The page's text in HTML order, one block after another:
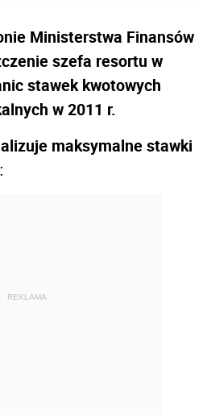
Ministerstwa Finansów
szefa resortu w
stawek kwotowych
w 2011 r.
maksymalne stawki
:
REKLAMA